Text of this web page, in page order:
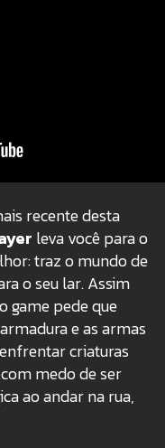
recente desta
leva você para o
traz o mundo de
o seu lar. Assim
game pede que
e as armas
criaturas
medo de ser
ao andar na rua,